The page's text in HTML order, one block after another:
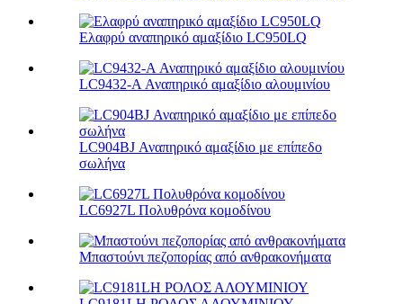
Ελαφρύ αναπηρικό αμαξίδιο LC950LQ
LC9432-A Αναπηρικό αμαξίδιο αλουμινίου
LC904BJ Αναπηρικό αμαξίδιο με επίπεδο
σωλήνα
LC6927L Πολυθρόνα κομοδίνου
Μπαστούνι πεζοπορίας από ανθρακονήματα